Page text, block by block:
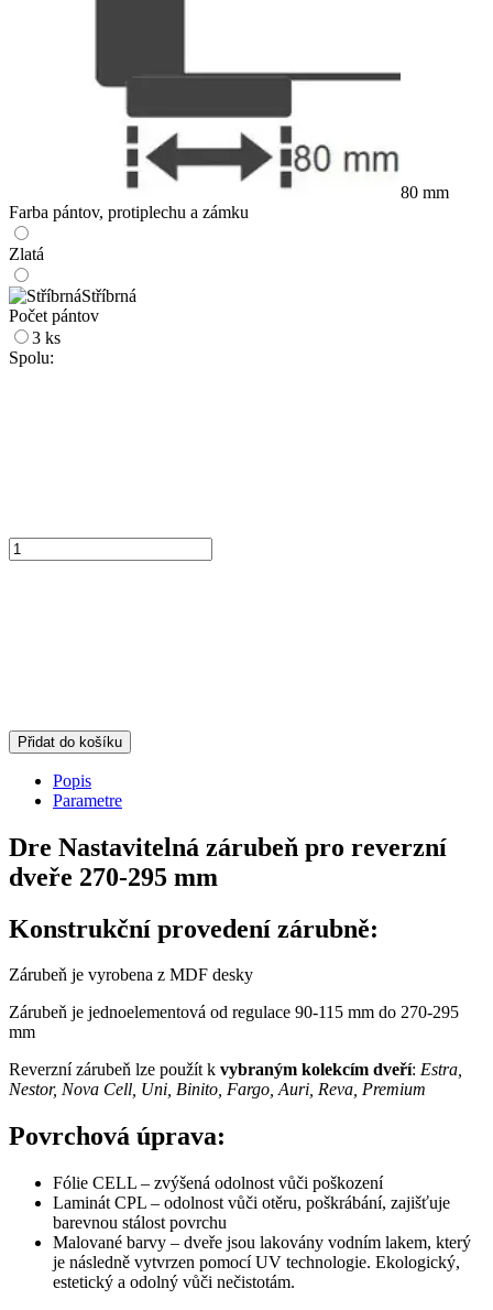
80 mm
Farba pántov, protiplechu a zámku
Zlatá
Stříbrná
Počet pántov
3 ks
Spolu:
Přidat do košíku
Popis
Parametre
Dre Nastavitelná zárubeň pro reverzní
dveře 270-295 mm
Konstrukční provedení zárubně:
Zárubeň je vyrobena z MDF desky
Zárubeň je jednoelementová od regulace 90-115 mm do 270-295
mm
Reverzní zárubeň lze použít k vybraným kolekcím dveří: Estra,
Nestor, Nova Cell, Uni, Binito, Fargo, Auri, Reva, Premium
Povrchová úprava:
Fólie CELL – zvýšená odolnost vůči poškození
Laminát CPL – odolnost vůči otěru, poškrábání, zajišťuje
barevnou stálost povrchu
Malované barvy – dveře jsou lakovány vodním lakem, který
je následně vytvrzen pomocí UV technologie. Ekologický,
estetický a odolný vůči nečistotám.